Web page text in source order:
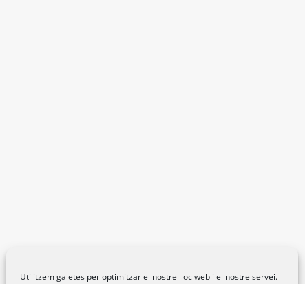
Utilitzem galetes per optimitzar el nostre lloc web i el nostre servei.